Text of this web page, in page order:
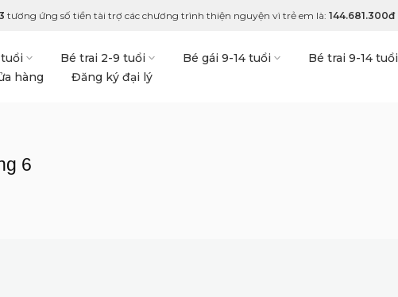
tương ứng số tiền tài trợ các chương trình thiện nguyện vì trẻ em là: 144.681.300đ
Bé trai 2-9 tuổi Bé gái 9-14 tuổi
Bé trai 9-14 tuổi
hàng Đăng ký đại lý
6